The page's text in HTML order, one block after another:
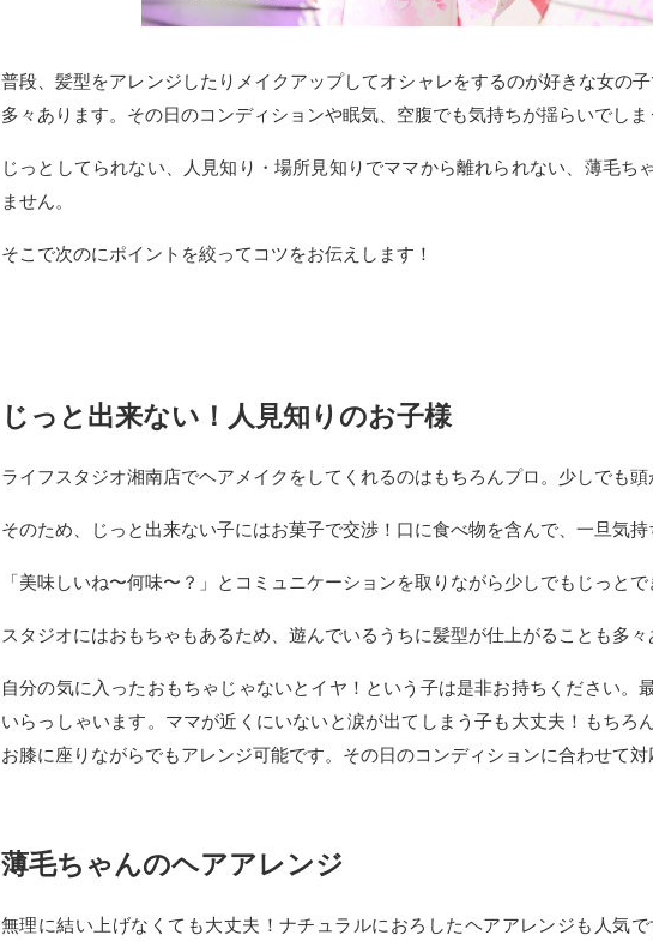
普段、髪型をアレンジしたりメイクアップしてオシャレをするのが好きな女の
多々あります。その日のコンディションや眠気、空腹でも気持ちが揺らいでしま
じっとしてられない、人見知り・場所見知りでママから離れられない、薄毛ち
ません。
そこで次のにポイントを絞ってコツをお伝えします！
じっと出来ない！人見知りのお子様
ライフスタジオ湘南店でヘアメイクをしてくれるのはもちろんプロ。少しでも
そのため、じっと出来ない子にはお菓子で交渉！口に食べ物を含んで、一旦気持
「美味しいね〜何味〜？」とコミュニケーションを取りながら少しでもじっと
スタジオにはおもちゃもあるため、遊んでいるうちに髪型が仕上がることも多々
自分の気に入ったおもちゃじゃないとイヤ！という子は是非お持ちください。
いらっしゃいます。ママが近くにいないと涙が出てしまう子も大丈夫！もち
お膝に座りながらでもアレンジ可能です。その日のコンディションに合わせて対
薄毛ちゃんのヘアアレンジ
無理に結い上げなくても大丈夫！ナチュラルにおろしたヘアアレンジも人気